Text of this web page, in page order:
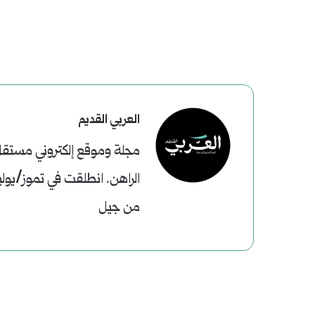
العربي القديم
مجلة وموقع إلكتروني
من جيل